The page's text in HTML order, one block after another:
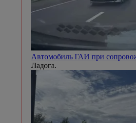
Автомобиль ГАИ при
Ладога.